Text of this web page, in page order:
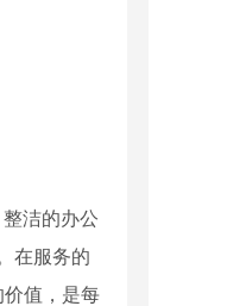
洁的办公
在服务的
值，是每